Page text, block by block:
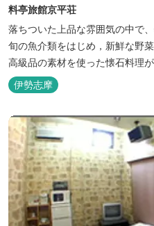
料亭旅館京平荘
落ちついた上品な雰囲気の中で
旬の魚介類をはじめ，新鮮な野
高級品の素材を使った懐石料理
食・宿泊ができます。
伊勢志摩